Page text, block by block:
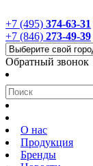
+7 (495) 374-63-31
+7 (846) 273-49-39
Обратный звонок
О нас
Продукция
Бренды